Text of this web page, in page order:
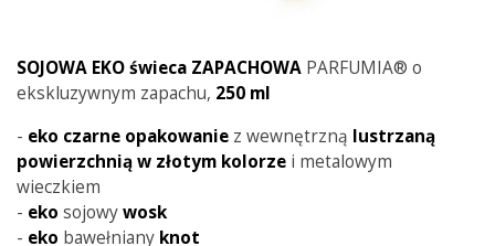
SOJOWA EKO świeca ZAPACHOWA PARFUMIA® o
ekskluzywnym zapachu, 250 ml
- eko czarne opakowanie z wewnętrzną lustrzaną
powierzchnią w złotym kolorze i metalowym
wieczkiem
- eko sojowywosk
- eko bawełniany knot